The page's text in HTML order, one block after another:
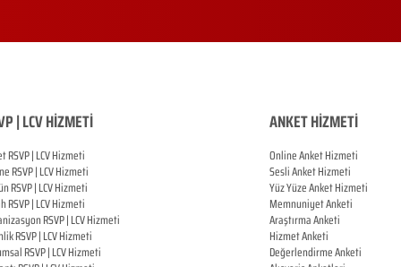
| LCV HİZMETİ
RSVP | LCV Hizmeti
RSVP |LCV Hizmeti
RSVP |LCV Hizmeti
RSVP |LCV Hizmeti
RSVP |LCV Hizmeti
RSVP |LCV Hizmeti
RSVP |LCV Hizmeti
ANKET HİZMETİ
Online Anket Hizmeti
Sesli Anket Hizmeti
Yüz Yüze Anket Hizmeti
Memnuniyet Anketi
Araştırma Anketi
Hizmet Anketi
Değerlendirme Anketi